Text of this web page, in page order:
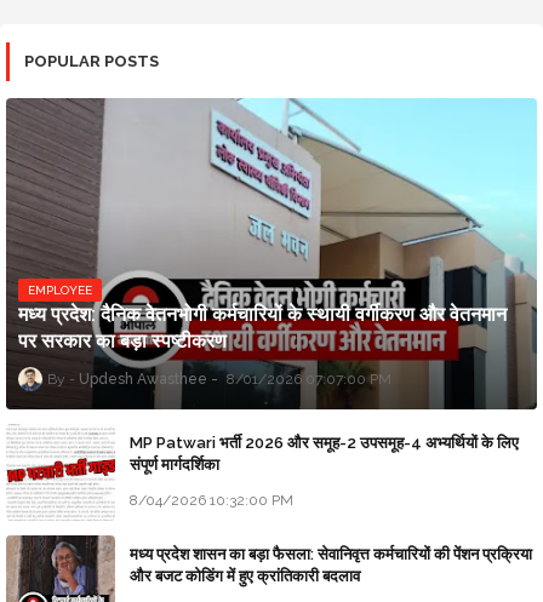
POPULAR POSTS
EMPLOYEE
मध्य प्रदेश: दैनिक वेतनभोगी कर्मचारियों के स्थायी वर्गीकरण और वेतनमान
पर सरकार का बड़ा स्पष्टीकरण
Updesh Awasthee 8/01/2026 07:07:00 PM
MP Patwari भर्ती 2026 और समूह-2 उपसमूह-4 अभ्यर्थियों के लिए
संपूर्ण मार्गदर्शिका
8/04/2026 10:32:00 PM
मध्य प्रदेश शासन का बड़ा फैसला: सेवानिवृत्त कर्मचारियों की पेंशन प्रक्रिया
और बजट कोडिंग में हुए क्रांतिकारी बदलाव